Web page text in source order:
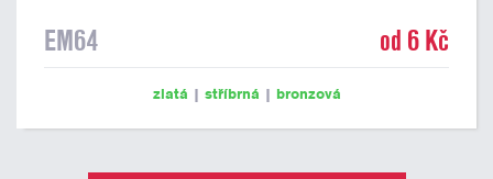
EM64 od 6 Kč
zlatá | stříbrná | bronzová